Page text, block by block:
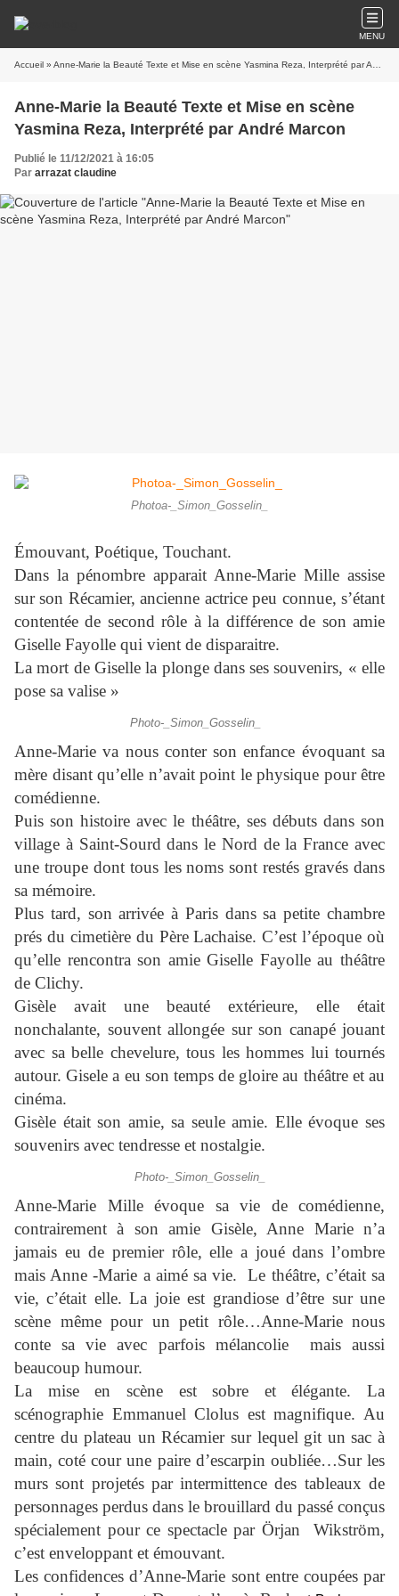
MENU
Accueil » Anne-Marie la Beauté Texte et Mise en scène Yasmina Reza, Interprété par André Marcon
Anne-Marie la Beauté Texte et Mise en scène
Yasmina Reza, Interprété par André Marcon
Publié le 11/12/2021 à 16:05
Par arrazat claudine
Photoa-_Simon_Gosselin_
Émouvant, Poétique, Touchant.
Dans la pénombre apparait Anne-Marie Mille assise
sur son Récamier, ancienne actrice peu connue, s’étant
contentée de second rôle à la différence de son amie
Giselle Fayolle qui vient de disparaitre.
La mort de Giselle la plonge dans ses souvenirs, « elle
pose sa valise »
Photo-_Simon_Gosselin_
Anne-Marie va nous conter son enfance évoquant sa
mère disant qu’elle n’avait point le physique pour être
comédienne.
Puis son histoire avec le théâtre, ses débuts dans son
village à Saint-Sourd dans le Nord de la France avec
une troupe dont tous les noms sont restés gravés dans
sa mémoire.
Plus tard, son arrivée à Paris dans sa petite chambre
prés du cimetière du Père Lachaise. C’est l’époque où
qu’elle rencontra son amie Giselle Fayolle au théâtre
de Clichy.
Gisèle avait une beauté extérieure, elle était
nonchalante, souvent allongée sur son canapé jouant
avec sa belle chevelure, tous les hommes lui tournés
autour. Gisele a eu son temps de gloire au théâtre et au
cinéma.
Gisèle était son amie, sa seule amie. Elle évoque ses
souvenirs avec tendresse et nostalgie.
Photo-_Simon_Gosselin_
Anne-Marie Mille évoque sa vie de comédienne,
contrairement à son amie Gisèle, Anne Marie n’a
jamais eu de premier rôle, elle a joué dans l’ombre
mais Anne -Marie a aimé sa vie. Le théâtre, c’était sa
vie, c’était elle. La joie est grandiose d’être sur une
scène même pour un petit rôle…Anne-Marie nous
conte sa vie avec parfois mélancolie mais aussi
beaucoup humour.
La mise en scène est sobre et élégante. La
scénographie Emmanuel Clolus est magnifique. Au
centre du plateau un Récamier sur lequel git un sac à
main, coté cour une paire d’escarpin oubliée…Sur les
murs sont projetés par intermittence des tableaux de
personnages perdus dans le brouillard du passé conçus
spécialement pour ce spectacle par Örjan Wikström,
c’est enveloppant et émouvant.
Les confidences d’Anne-Marie sont entre coupées par